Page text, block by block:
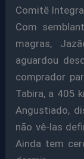
Comitê
Com
magras,
aguardou
comprador
Tabira, a 405
Angustiado,
não vê-las
Ainda tem